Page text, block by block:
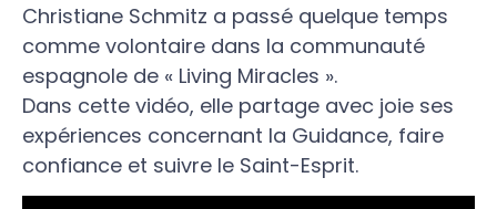
Christiane Schmitz a passé quelque temps
comme volontaire dans la communauté
espagnole de « Living Miracles ».
Dans cette vidéo, elle partage avec joie ses
expériences concernant la Guidance, faire
confiance et suivre le Saint-Esprit.